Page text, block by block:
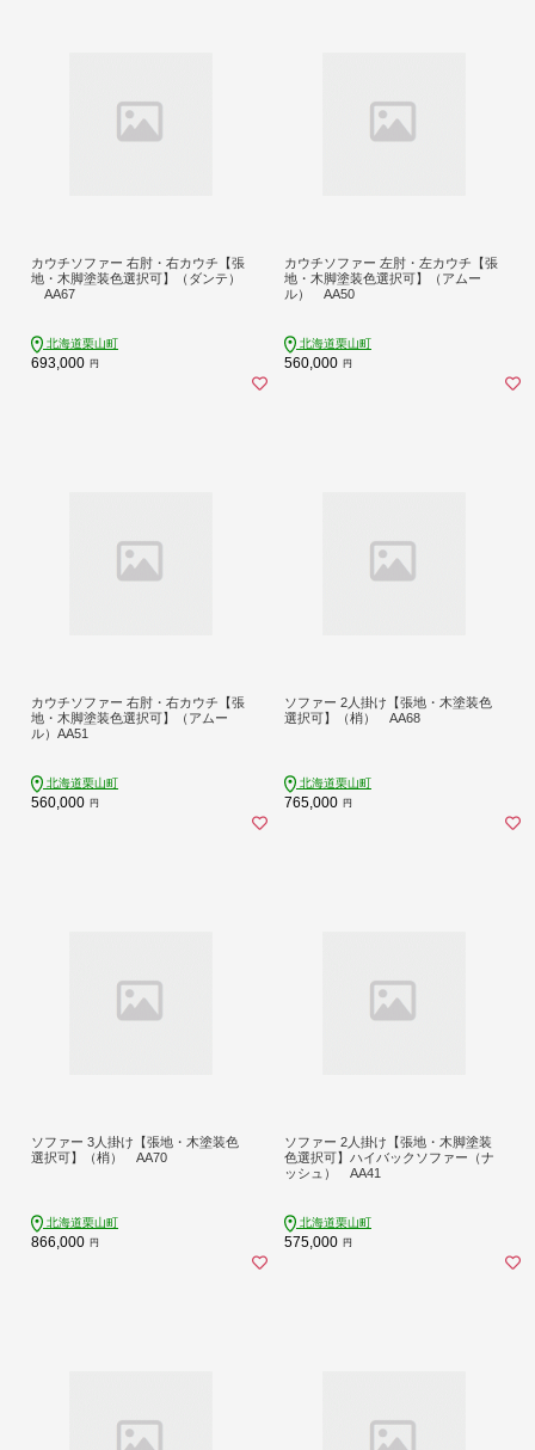
カウチソファー 右肘・右カウチ【張
地・木脚塗装色選択可】（ダンテ）
AA67
北海道栗山町
693,000 円
カウチソファー 左肘・左カウチ【張
地・木脚塗装色選択可】（アムー
ル） AA50
北海道栗山町
560,000 円
カウチソファー 右肘・右カウチ【張
地・木脚塗装色選択可】（アムー
ル）AA51
北海道栗山町
560,000 円
ソファー 2人掛け【張地・木塗装色
選択可】（梢） AA68
北海道栗山町
765,000 円
ソファー 3人掛け【張地・木塗装色
選択可】（梢） AA70
北海道栗山町
866,000 円
ソファー 2人掛け【張地・木脚塗装
色選択可】ハイバックソファー（ナ
ッシュ） AA41
北海道栗山町
575,000 円